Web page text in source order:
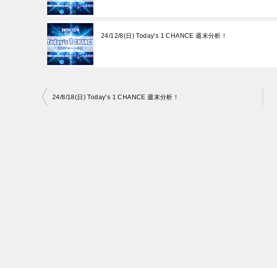
24/12/8(日) Today's 1 CHANCE 週末分析！
投24/8/18(日) Today’s 1 CHANCE 週末分析！